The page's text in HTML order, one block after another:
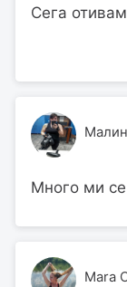
Сега
Много ми
Mara